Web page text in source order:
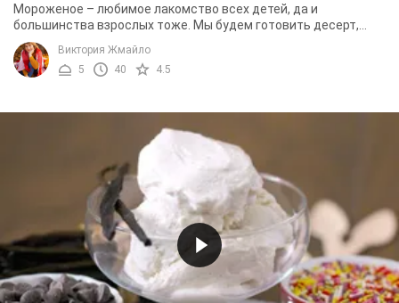
Мороженое – любимое лакомство всех детей, да и
большинства взрослых тоже. Мы будем готовить десерт,
который окажется не только вкусным, но и ...
Виктория Жмайло
5
40 4.5